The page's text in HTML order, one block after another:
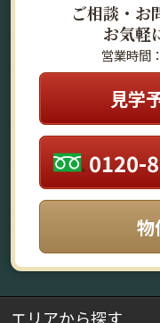
ご相談・お
お気軽
営業時間
見学
0120-
物
エリアから探す